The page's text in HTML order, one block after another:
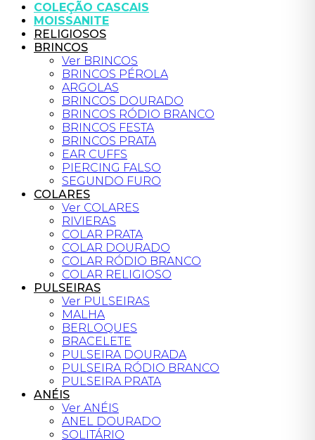
COLEÇÃO CASCAIS
MOISSANITE
RELIGIOSOS
BRINCOS
Ver BRINCOS
BRINCOS PÉROLA
ARGOLAS
BRINCOS DOURADO
BRINCOS RÓDIO BRANCO
BRINCOS FESTA
BRINCOS PRATA
EAR CUFFS
PIERCING FALSO
SEGUNDO FURO
COLARES
Ver COLARES
RIVIERAS
COLAR PRATA
COLAR DOURADO
COLAR RÓDIO BRANCO
COLAR RELIGIOSO
PULSEIRAS
Ver PULSEIRAS
MALHA
BERLOQUES
BRACELETE
PULSEIRA DOURADA
PULSEIRA RÓDIO BRANCO
PULSEIRA PRATA
ANÉIS
Ver ANÉIS
ANEL DOURADO
SOLITÁRIO